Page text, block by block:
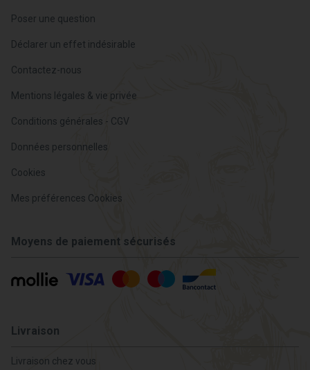
Poser une question
Déclarer un effet indésirable
Contactez-nous
Mentions légales & vie privée
Conditions générales - CGV
Données personnelles
Cookies
Mes préférences Cookies
Moyens de paiement sécurisés
Livraison
Livraison chez vous